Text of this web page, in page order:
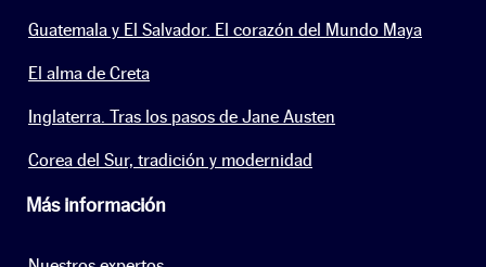
Guatemala y El Salvador. El corazón del Mundo Maya
El alma de Creta
Inglaterra. Tras los pasos de Jane Austen
Corea del Sur, tradición y modernidad
Más información